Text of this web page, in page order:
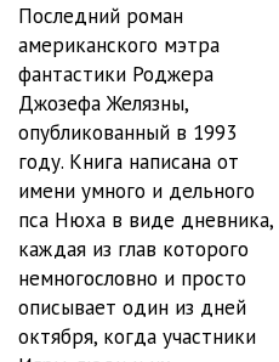
07
08
09
10
11
12
13
Последний роман
американского мэтра
фантастики Роджера
Джозефа Желязны,
опубликованный в 1993
году. Книга написана от
имени умного и дельного
пса Нюха в виде дневника,
каждая из глав которого
немногословно и просто
описывает один из дней
октября, когда участники